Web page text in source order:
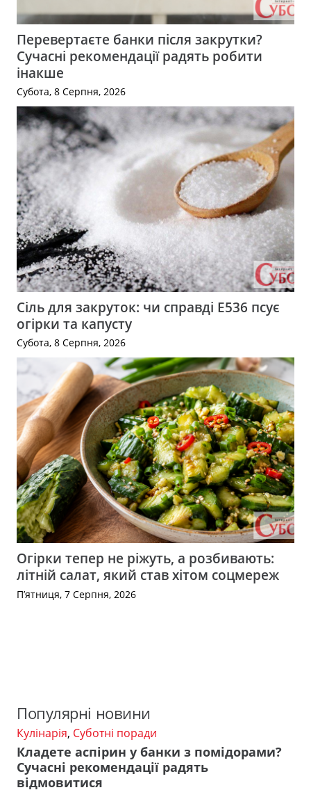
Перевертаєте банки після закрутки?
Сучасні рекомендації радять робити
інакше
Субота, 8 Серпня, 2026
Сіль для закруток: чи справді Е536 псує
огірки та капусту
Субота, 8 Серпня, 2026
Огірки тепер не ріжуть, а розбивають:
літній салат, який став хітом соцмереж
П’ятниця, 7 Серпня, 2026
Популярні новини
Кулінарія, Суботні поради
Кладете аспірин у банки з помідорами?
Сучасні рекомендації радять
відмовитися